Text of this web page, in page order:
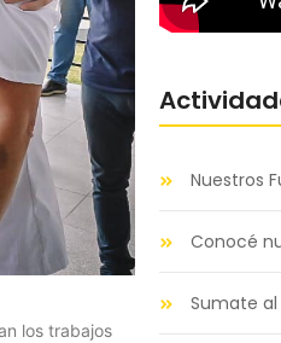
los trabajos
Nuestros
Conocé
Sumate al